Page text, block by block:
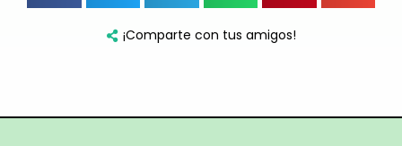
¡Comparte con tus amigos!